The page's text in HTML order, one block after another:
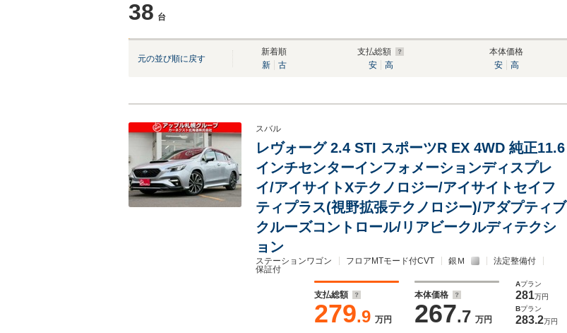
38 台
元の並び順に戻す
新着順
新
古
支払総額
安
高
本体価格
安
高
スバル
レヴォーグ 2.4 STI スポーツR EX 4WD 純正11.6
インチセンターインフォメーションディスプレ
イ/アイサイトXテクノロジー/アイサイトセイフ
ティプラス(視野拡張テクノロジー)/アダプティブ
クルーズコントロール/リアビークルディテクシ
ョン
ステーションワゴン フロアMTモード付CVT 銀Ｍ
法定整備付
保証付
支払総額
279.9 万円
本体価格
267.7 万円
Aプラン
281万円
Bプラン
283.2万円